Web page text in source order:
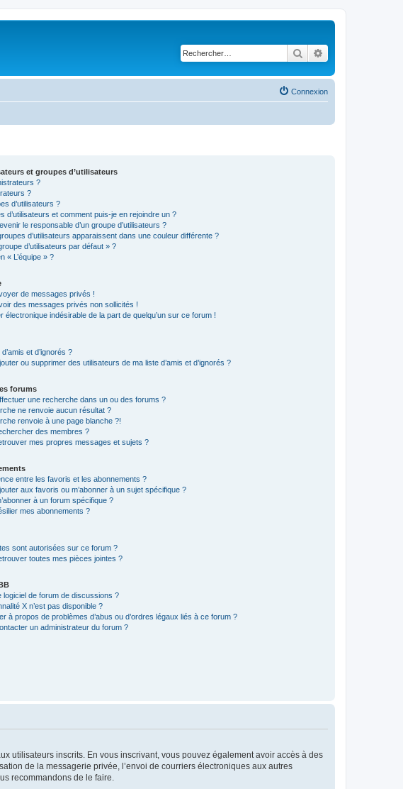
Rechercher
Connexion
et groupes d’utilisateurs
?
?
d’utilisateurs ?
d’utilisateurs et comment puis-je en rejoindre un ?
le responsable d’un groupe d’utilisateurs ?
d’utilisateurs apparaissent dans une couleur différente ?
d’utilisateurs par défaut » ?
« L’équipe » ?
de messages privés !
des messages privés non sollicités !
électronique indésirable de la part de quelqu’un sur ce forum !
et d’ignorés ?
ou supprimer des utilisateurs de ma liste d’amis et d’ignorés ?
forums
une recherche dans un ou des forums ?
ne renvoie aucun résultat ?
renvoie à une page blanche ?!
des membres ?
mes propres messages et sujets ?
entre les favoris et les abonnements ?
aux favoris ou m’abonner à un sujet spécifique ?
à un forum spécifique ?
mes abonnements ?
sont autorisées sur ce forum ?
toutes mes pièces jointes ?
logiciel de forum de discussions ?
X n’est pas disponible ?
à propos de problèmes d’abus ou d’ordres légaux liés à ce forum ?
un administrateur du forum ?
utilisateurs inscrits. En vous inscrivant, vous pouvez également avoir accès à des
de la messagerie privée, l’envoi de courriers électroniques aux autres
recommandons de le faire.